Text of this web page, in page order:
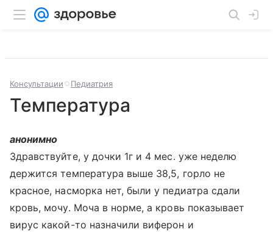
Консультации Педиатрия
Температура
анонимно
Здравствуйте, у дочки 1г и 4 мес. уже неделю
держится температура выше 38,5, горло не
красное, насморка нет, были у педиатра сдали
кровь, мочу. Моча в норме, а кровь показывает
вирус какой-то назначили виферон и